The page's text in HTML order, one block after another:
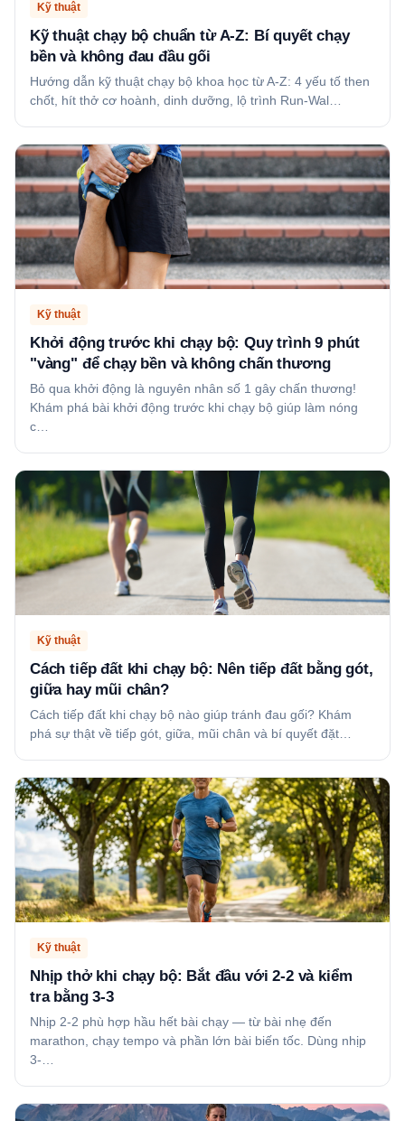
Kỹ thuật
Kỹ thuật chạy bộ chuẩn từ A-Z: Bí quyết chạy
bền và không đau đầu gối
Hướng dẫn kỹ thuật chạy bộ khoa học từ A-Z: 4 yếu tố then
chốt, hít thở cơ hoành, dinh dưỡng, lộ trình Run-Wal…
Kỹ thuật
Khởi động trước khi chạy bộ: Quy trình 9 phút
"vàng" để chạy bền và không chấn thương
Bỏ qua khởi động là nguyên nhân số 1 gây chấn thương!
Khám phá bài khởi động trước khi chạy bộ giúp làm nóng
c…
Kỹ thuật
Cách tiếp đất khi chạy bộ: Nên tiếp đất bằng gót,
giữa hay mũi chân?
Cách tiếp đất khi chạy bộ nào giúp tránh đau gối? Khám
phá sự thật về tiếp gót, giữa, mũi chân và bí quyết đặt…
Kỹ thuật
Nhịp thở khi chạy bộ: Bắt đầu với 2-2 và kiểm
tra bằng 3-3
Nhịp 2-2 phù hợp hầu hết bài chạy — từ bài nhẹ đến
marathon, chạy tempo và phần lớn bài biến tốc. Dùng nhịp
3-…